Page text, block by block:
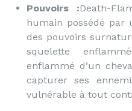
Pouvoirs :Death-
humain possédé
des pouvoirs
squelette
enflammé d’un
capturer ses
vulnérable à tout